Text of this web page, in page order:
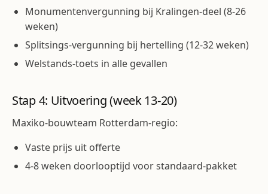
Monumentenvergunning bij Kralingen-deel (8-26
weken)
Splitsings-vergunning bij hertelling (12-32 weken)
Welstands-toets in alle gevallen
Stap 4: Uitvoering (week 13-20)
Maxiko-bouwteam Rotterdam-regio:
Vaste prijs uit offerte
4-8 weken doorlooptijd voor standaard-pakket